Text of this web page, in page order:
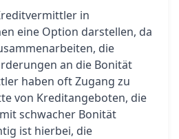
in
eine Option darstellen, da
die
an die Bonität
haben oft Zugang zu
von Kreditangeboten, die
schwacher Bonität
ist hierbei, die